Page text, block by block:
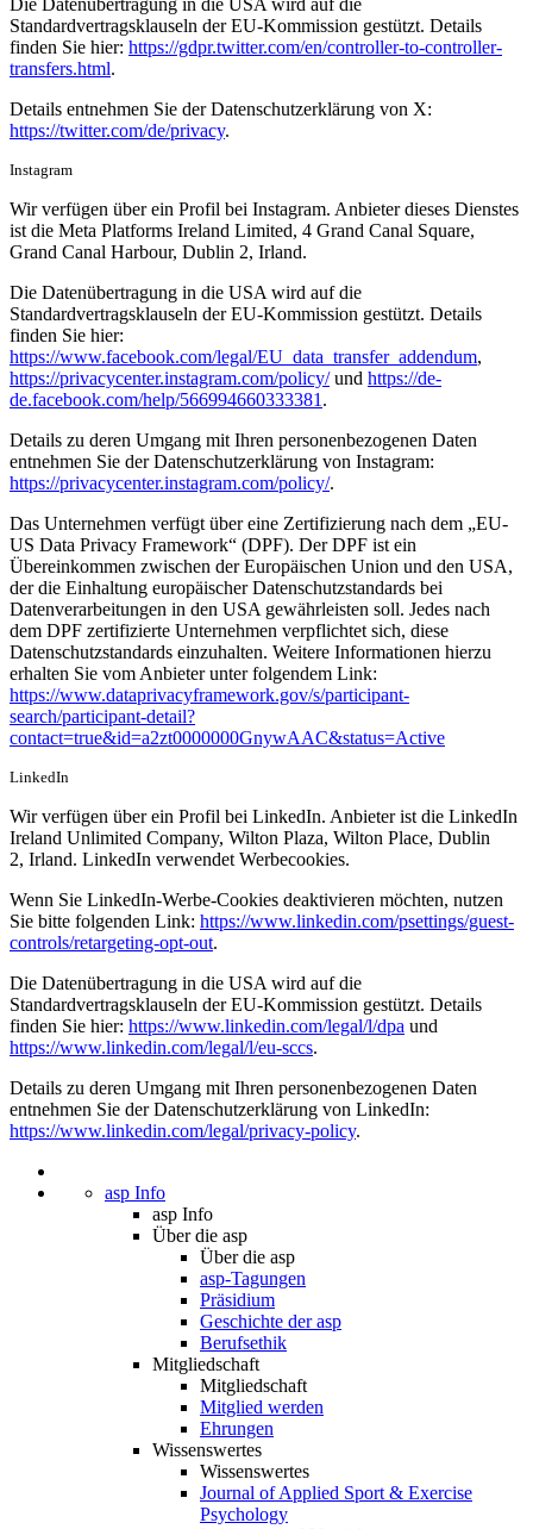
Standardvertragsklauseln der EU-Kommission gestützt. Details
finden Sie hier: https://gdpr.twitter.com/en/controller-to-controller-
transfers.html.
Details entnehmen Sie der Datenschutzerklärung von X:
https://twitter.com/de/privacy.
Instagram
Wir verfügen über ein Profil bei Instagram. Anbieter dieses Dienstes
ist die Meta Platforms Ireland Limited, 4 Grand Canal Square,
Grand Canal Harbour, Dublin 2, Irland.
Die Datenübertragung in die USA wird auf die
Standardvertragsklauseln der EU-Kommission gestützt. Details
finden Sie hier:
https://www.facebook.com/legal/EU_data_transfer_addendum,
https://privacycenter.instagram.com/policy/und https://de-
de.facebook.com/help/566994660333381 .
Details zu deren Umgang mit Ihren personenbezogenen Daten
entnehmen Sie der Datenschutzerklärung von Instagram:
https://privacycenter.instagram.com/policy/.
Das Unternehmen verfügt über eine Zertifizierung nach dem „EU-
US Data Privacy Framework“ (DPF). Der DPF ist ein
Übereinkommen zwischen der Europäischen Union und den USA,
der die Einhaltung europäischer Datenschutzstandards bei
Datenverarbeitungen in den USA gewährleisten soll. Jedes nach
dem DPF zertifizierte Unternehmen verpflichtet sich, diese
Datenschutzstandards einzuhalten. Weitere Informationen hierzu
erhalten Sie vom Anbieter unter folgendem Link:
https://www.dataprivacyframework.gov/s/participant-
search/participant-detail?
contact=true&id=a2zt0000000GnywAAC&status=Active
LinkedIn
Wir verfügen über ein Profil bei LinkedIn. Anbieter ist die LinkedIn
Ireland Unlimited Company, Wilton Plaza, Wilton Place, Dublin
2, Irland. LinkedIn verwendet Werbecookies.
Wenn Sie LinkedIn-Werbe-Cookies deaktivieren möchten, nutzen
Sie bitte folgenden Link: https://www.linkedin.com/psettings/guest-
controls/retargeting-opt-out.
Die Datenübertragung in die USA wird auf die
Standardvertragsklauseln der EU-Kommission gestützt. Details
finden Sie hier: https://www.linkedin.com/legal/l/dpa und
https://www.linkedin.com/legal/l/eu-sccs.
Details zu deren Umgang mit Ihren personenbezogenen Daten
entnehmen Sie der Datenschutzerklärung von LinkedIn:
https://www.linkedin.com/legal/privacy-policy.
asp Info
asp Info
Über die asp
Über die asp
asp-Tagungen
Präsidium
Geschichte der asp
Berufsethik
Mitgliedschaft
Mitgliedschaft
Mitglied werden
Ehrungen
Wissenswertes
Wissenswertes
Journal of Applied Sport & Exercise
Psychology